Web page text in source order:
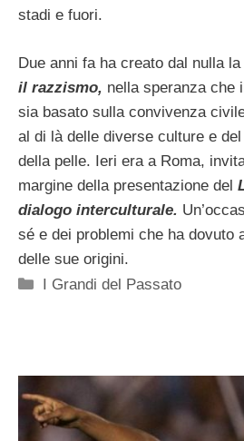
stadi e fuori.
Due anni fa ha creato dal nulla la
il razzismo, nella speranza che
sia basato sulla convivenza
al di là delle diverse culture e
della pelle. Ieri era a Roma,
margine della presentazione del
dialogo interculturale.
sé e dei problemi che ha dovuto
delle sue origini.
Categorie
I Grandi del Passato